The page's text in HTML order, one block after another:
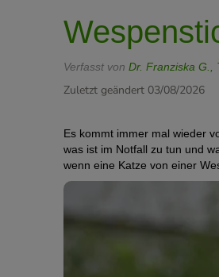
Verfasst von Dr. Franziska G.,
Zuletzt geändert 03/08/2026
Es kommt immer mal wieder
was ist im Notfall zu tun und
wenn eine Katze von einer